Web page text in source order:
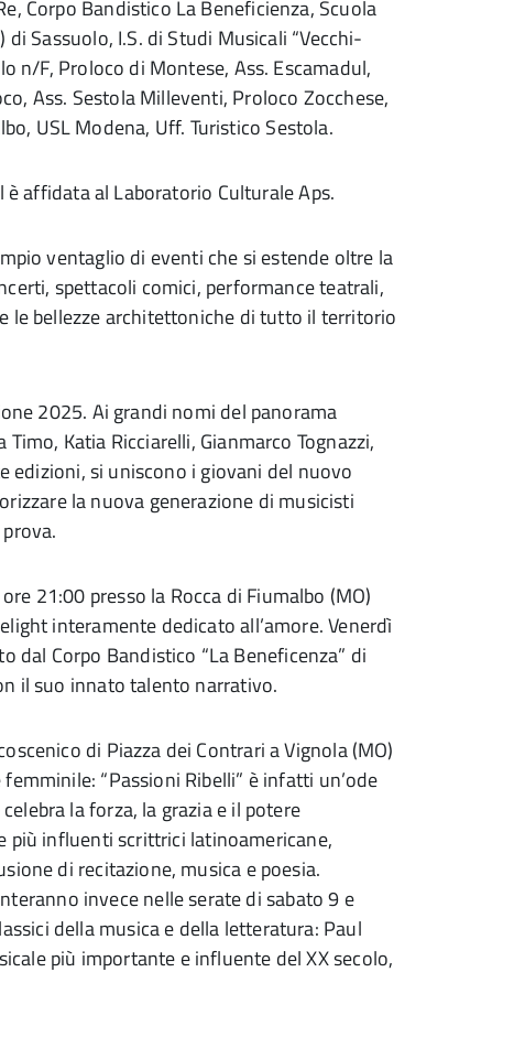
Corpo Bandistico La Beneficienza, Scuola
Sassuolo, I.S. di Studi Musicali “Vecchi-
n/F, Proloco di Montese, Ass. Escamadul,
Ass. Sestola Milleventi, Proloco Zocchese,
USL Modena, Uff. Turistico Sestola.
affidata al Laboratorio Culturale Aps.
ventaglio di eventi che si estende oltre la
spettacoli comici, performance teatrali,
le bellezze architettoniche di tutto il territorio
2025. Ai grandi nomi del panorama
Katia Ricciarelli, Gianmarco Tognazzi,
edizioni, si uniscono i giovani del nuovo
la nuova generazione di musicisti
21:00 presso la Rocca di Fiumalbo (MO)
interamente dedicato all’amore. Venerdì
dal Corpo Bandistico “La Beneficenza” di
il suo innato talento narrativo.
di Piazza dei Contrari a Vignola (MO)
“Passioni Ribelli” è infatti un’ode
la forza, la grazia e il potere
più influenti scrittrici latinoamericane,
di recitazione, musica e poesia.
invece nelle serate di sabato 9 e
della musica e della letteratura: Paul
più importante e influente del XX secolo,